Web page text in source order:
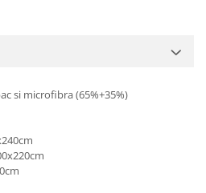
si microfibra (65%+35%)